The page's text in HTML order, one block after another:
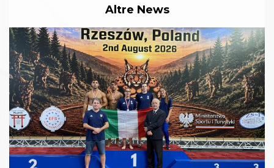
Altre News